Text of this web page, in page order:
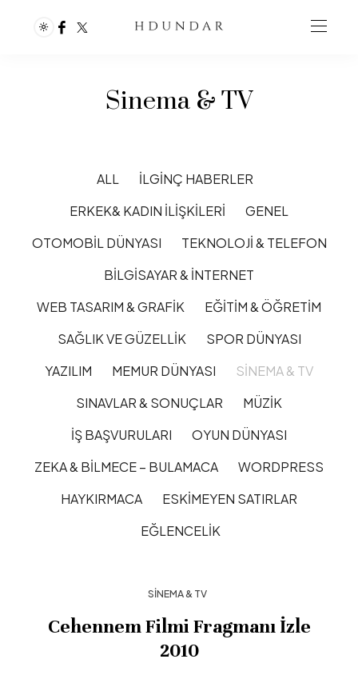
Sinema & TV
ALL
İLGINÇ HABERLER
ERKEK& KADIN İLIŞKILERI
GENEL
OTOMOBIL DÜNYASI
TEKNOLOJI & TELEFON
BILGISAYAR & İNTERNET
WEB TASARIM & GRAFIK
EĞITIM & ÖĞRETIM
SAĞLIK VE GÜZELLIK
SPOR DÜNYASI
YAZILIM
MEMUR DÜNYASI
SINEMA & TV
SINAVLAR & SONUÇLAR
MÜZIK
İŞ BAŞVURULARI
OYUN DÜNYASI
ZEKA & BILMECE – BULAMACA
WORDPRESS
HAYKIRMACA
ESKIMEYEN SATIRLAR
EĞLENCELIK
SINEMA & TV
Cehennem Filmi Fragmanı İzle
2010